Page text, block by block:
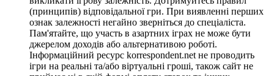
(принципів) відповідальної гри. При виявленні перших
ознак залежності негайно зверніться до спеціаліста.
Пам'ятайте, що участь в азартних іграх не може бути
джерелом доходів або альтернативою роботі.
Інформаційний ресурс korrespondent.net не проводить
ігри на реальні та/або віртуальні гроші, також сайт не